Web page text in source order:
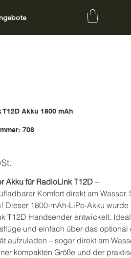
T12D Akku 1800 mAh
Artikelnummer:
708
708
Akku für RadioLink T12D–
Komfort direkt am Wasser.
Dieser 1800-mAh-LiPo-Akku
T12D Handsender entwickelt.
und einfach über das optional
aufzuladen – sogar direkt am
kompakten Größe und der